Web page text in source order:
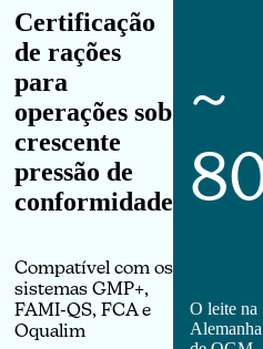
Certificação
de rações
para
operações sob
crescente
pressão de
conformidade
Compatível com os
sistemas GMP+,
FAMI-QS, FCA e
Oqualim
~
O leite na